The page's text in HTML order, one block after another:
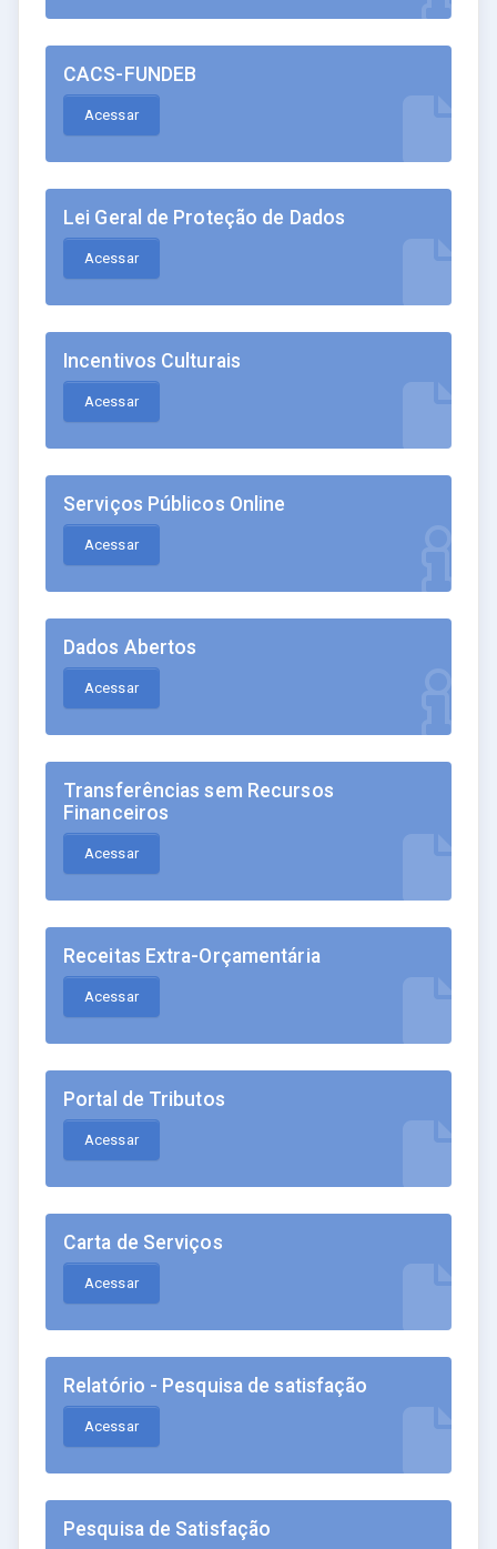
CACS-FUNDEB
Acessar
Lei Geral de Proteção de Dados
Acessar
Incentivos Culturais
Acessar
Serviços Públicos Online
Acessar
Dados Abertos
Acessar
Transferências sem Recursos
Financeiros
Acessar
Receitas Extra-Orçamentária
Acessar
Portal de Tributos
Acessar
Carta de Serviços
Acessar
Relatório - Pesquisa de satisfação
Acessar
Pesquisa de Satisfação